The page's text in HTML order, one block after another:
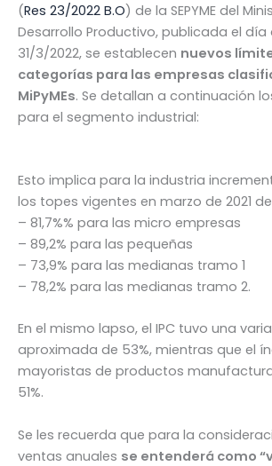
(Res 23/2022 B.O) de la SEPYME del
Desarrollo Productivo, publicada el día
31/3/2022, se establecen nuevos
categorías para las empresas
MiPyMEs. Se detallan a continuación
para el segmento industrial:
Esto implica para la industria
los topes vigentes en marzo de 2021
– 81,7%% para las micro empresas
– 89,2% para las pequeñas
– 73,9% para las medianas tramo 1
– 78,2% para las medianas tramo 2.
En el mismo lapso, el IPC tuvo una
aproximada de 53%, mientras que el
mayoristas de productos
51%.
Se les recuerda que para la
ventas anuales se entenderá como